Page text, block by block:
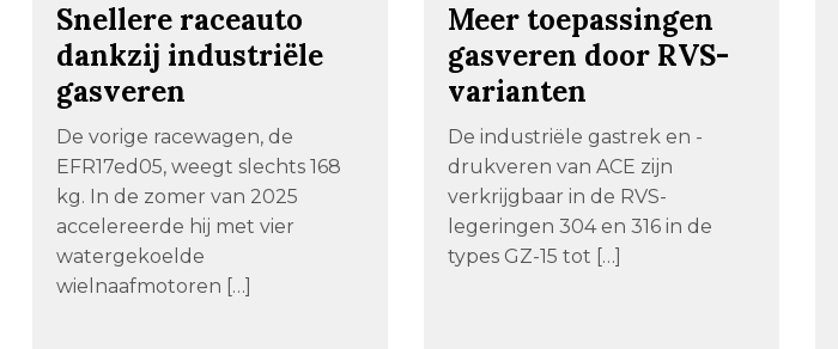
Snellere raceauto
dankzij industriële
gasveren
De vorige racewagen, de
EFR17ed05, weegt slechts 168
kg. In de zomer van 2025
accelereerde hij met vier
watergekoelde
wielnaafmotoren […]
Meer toepassingen
gasveren door RVS-
varianten
De industriële gastrek en -
drukveren van ACE zijn
verkrijgbaar in de RVS-
legeringen 304 en 316 in de
types GZ-15 tot […]